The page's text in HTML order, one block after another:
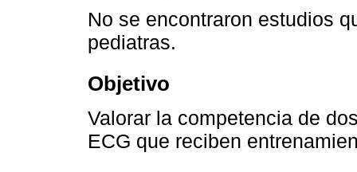
No se encontraron estudios
pediatras.
Objetivo
Valorar la competencia de
ECG que reciben